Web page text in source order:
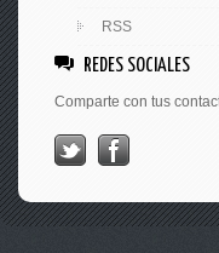
RSS
REDES SOCIALES
Comparte con tus